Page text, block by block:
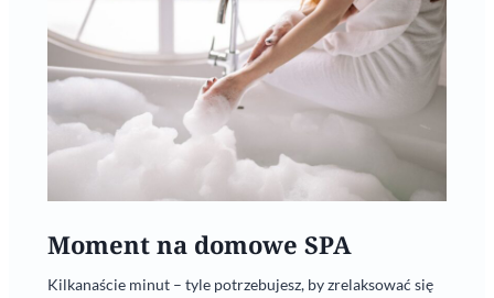
Moment na domowe SPA
Kilkanaście minut – tyle potrzebujesz, by zrelaksować się